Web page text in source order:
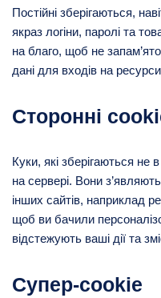
Постійні зберігаються,
якраз логіни, паролі та
на благо, щоб не
дані для входів на
Сторонні
Куки, які зберігаються не
на сервері. Вони
інших сайтів, наприклад
щоб ви бачили
відстежують ваші дії та
Супер-cookie